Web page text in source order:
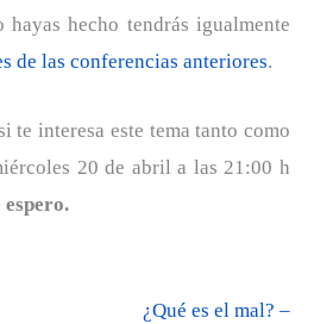
hecho tendrás igualmente
de las conferencias anteriores.
te interesa este tema tanto como
20 de abril a las 21:00 h
espero.
¿Qué es el mal? –